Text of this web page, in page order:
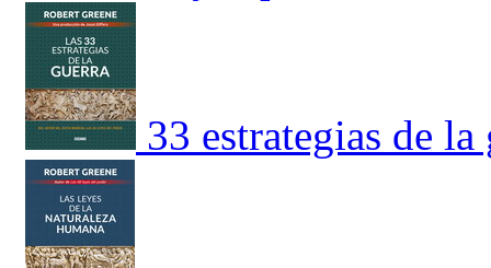
33 estrategias de